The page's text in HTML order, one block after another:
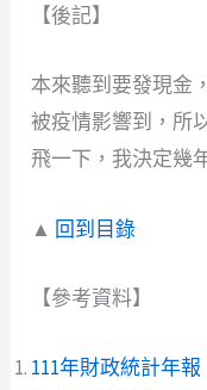
【後記】
本來聽到要發現金
被疫情影響到，所
飛一下，我決定幾
▲ 回到目錄
【參考資料】
111年財政統計年報